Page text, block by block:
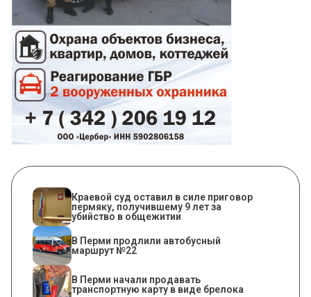
Краевой суд оставил в силе приговор
пермяку, получившему 9 лет за
убийство в общежитии
В Перми продлили автобусный
маршрут №22
В Перми начали продавать
транспортную карту в виде брелока